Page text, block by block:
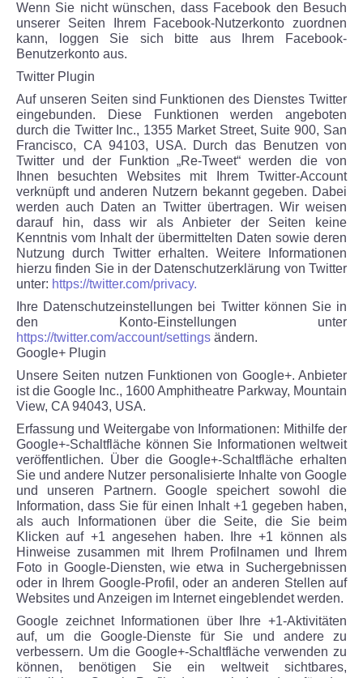
Wenn Sie nicht wünschen, dass Facebook den Besuch
unserer Seiten Ihrem Facebook-Nutzerkonto zuordnen
kann, loggen Sie sich bitte aus Ihrem Facebook-
Benutzerkonto aus.
Twitter Plugin
Auf unseren Seiten sind Funktionen des Dienstes Twitter
eingebunden. Diese Funktionen werden angeboten
durch die Twitter Inc., 1355 Market Street, Suite 900, San
Francisco, CA 94103, USA. Durch das Benutzen von
Twitter und der Funktion „Re-Tweet“ werden die von
Ihnen besuchten Websites mit Ihrem Twitter-Account
verknüpft und anderen Nutzern bekannt gegeben. Dabei
werden auch Daten an Twitter übertragen. Wir weisen
darauf hin, dass wir als Anbieter der Seiten keine
Kenntnis vom Inhalt der übermittelten Daten sowie deren
Nutzung durch Twitter erhalten. Weitere Informationen
hierzu finden Sie in der Datenschutzerklärung von Twitter
unter: https://twitter.com/privacy.
Ihre Datenschutzeinstellungen bei Twitter können Sie in
den Konto-Einstellungen unter
https://twitter.com/account/settings ändern.
Google+ Plugin
Unsere Seiten nutzen Funktionen von Google+. Anbieter
ist die Google Inc., 1600 Amphitheatre Parkway, Mountain
View, CA 94043, USA.
Erfassung und Weitergabe von Informationen: Mithilfe der
Google+-Schaltfläche können Sie Informationen weltweit
veröffentlichen. Über die Google+-Schaltfläche erhalten
Sie und andere Nutzer personalisierte Inhalte von Google
und unseren Partnern. Google speichert sowohl die
Information, dass Sie für einen Inhalt +1 gegeben haben,
als auch Informationen über die Seite, die Sie beim
Klicken auf +1 angesehen haben. Ihre +1 können als
Hinweise zusammen mit Ihrem Profilnamen und Ihrem
Foto in Google-Diensten, wie etwa in Suchergebnissen
oder in Ihrem Google-Profil, oder an anderen Stellen auf
Websites und Anzeigen im Internet eingeblendet werden.
Google zeichnet Informationen über Ihre +1-Aktivitäten
auf, um die Google-Dienste für Sie und andere zu
verbessern. Um die Google+-Schaltfläche verwenden zu
können, benötigen Sie ein weltweit sichtbares,